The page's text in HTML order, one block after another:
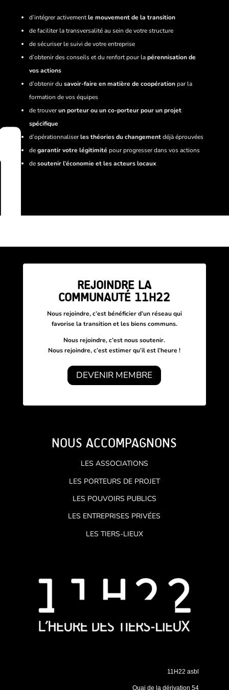
d’intégrer activementle mouvement de la transition
de faciliter la transversalité au sein de votre structure
de sécuriser le suivi de votre entreprise
d’obtenir des conseils et du renfort pour lapérennisation de
vos actions
d’obtenir du savoir-faire en matière de coopérationpar la
formation de vos équipes
de trouverun porteur ou un co-porteur pour un projet
spécifique
d’opérationnaliserles théories du changementdéjà éprouvées
degarantir votre légitimité pour progresser dans vos actions
desoutenir l’économie et les acteurs locaux
REJOINDRE LA
COMMUNAUTÉ 11H22
Nous rejoindre, c’est bénéficier d’un réseauqui
favorise la transition et les biens communs.
Nous rejoindre, c’est nous soutenir.
Nous rejoindre, c’est estimer qu’il est l’heure !
DEVENIR MEMBRE
NOUS ACCOMPAGNONS
LES ASSOCIATIONS
LES PORTEURS DE PROJET
LES POUVOIRS PUBLICS
LES ENTREPRISES PRIVÉES
LES TIERS-LIEUX
11H22 asbl
Quai de la dérivation 54